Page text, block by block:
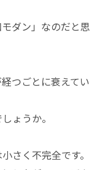
ダン」なのだと思
つごとに衰えてい
ょうか。
さく不完全です。